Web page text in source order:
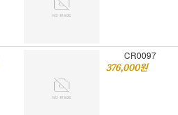
CR0097
376,000원